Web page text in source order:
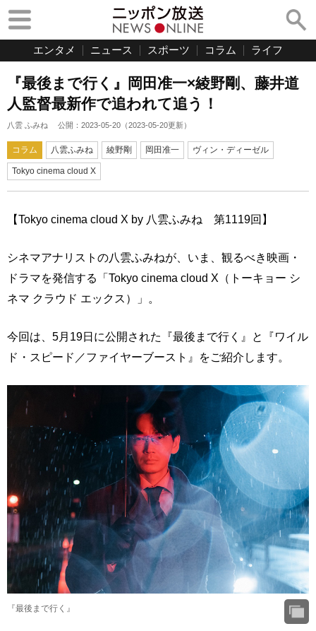
エンタメ ニュース スポーツ コラム ライフ
『最後まで行く』岡田准一×綾野剛、藤井道
人監督最新作で追われて追う！
八雲 ふみね 公開： 2023-05-20 （2023-05-20更新）
コラム 八雲ふみね 綾野剛 岡田准一 ヴィン・ディーゼル
Tokyo cinema cloud X
【Tokyo cinema cloud X by 八雲ふみね 第1119回】
シネマアナリストの八雲ふみねが、いま、観るべき映画・
ドラマを発信する「Tokyo cinema cloud X（トーキョー シ
ネマ クラウド エックス）」。
今回は、5月19日に公開された『最後まで行く』と『ワイル
ド・スピード／ファイヤーブースト』をご紹介します。
『最後まで行く』